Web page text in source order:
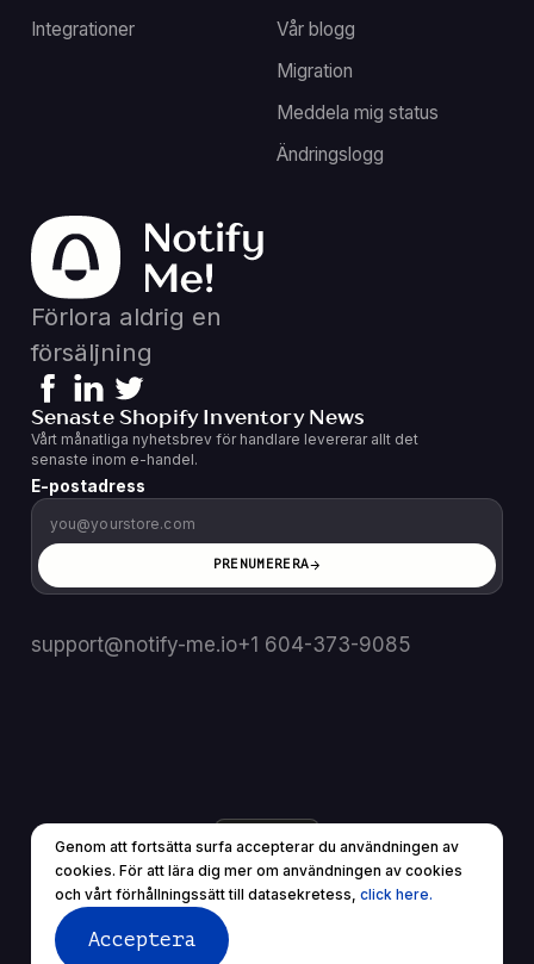
Genom att fortsätta surfa accepterar du användningen av
cookies. För att lära dig mer om användningen av cookies
och vårt förhållningssätt till datasekretess, click here.
Acceptera
Vår blogg
Migration
Meddela mig status
Ändringslogg
Integrationer
Förlora aldrig en
försäljning
Senaste Shopify Inventory News
Vårt månatliga nyhetsbrev för handlare levererar allt det
senaste inom e-handel.
E-postadress
PRENUMERERA
support@notify-me.io+1 604-373-9085
© 2025 Alla rättigheter reserverade.
AnvändarvillkorSekretesspolicy